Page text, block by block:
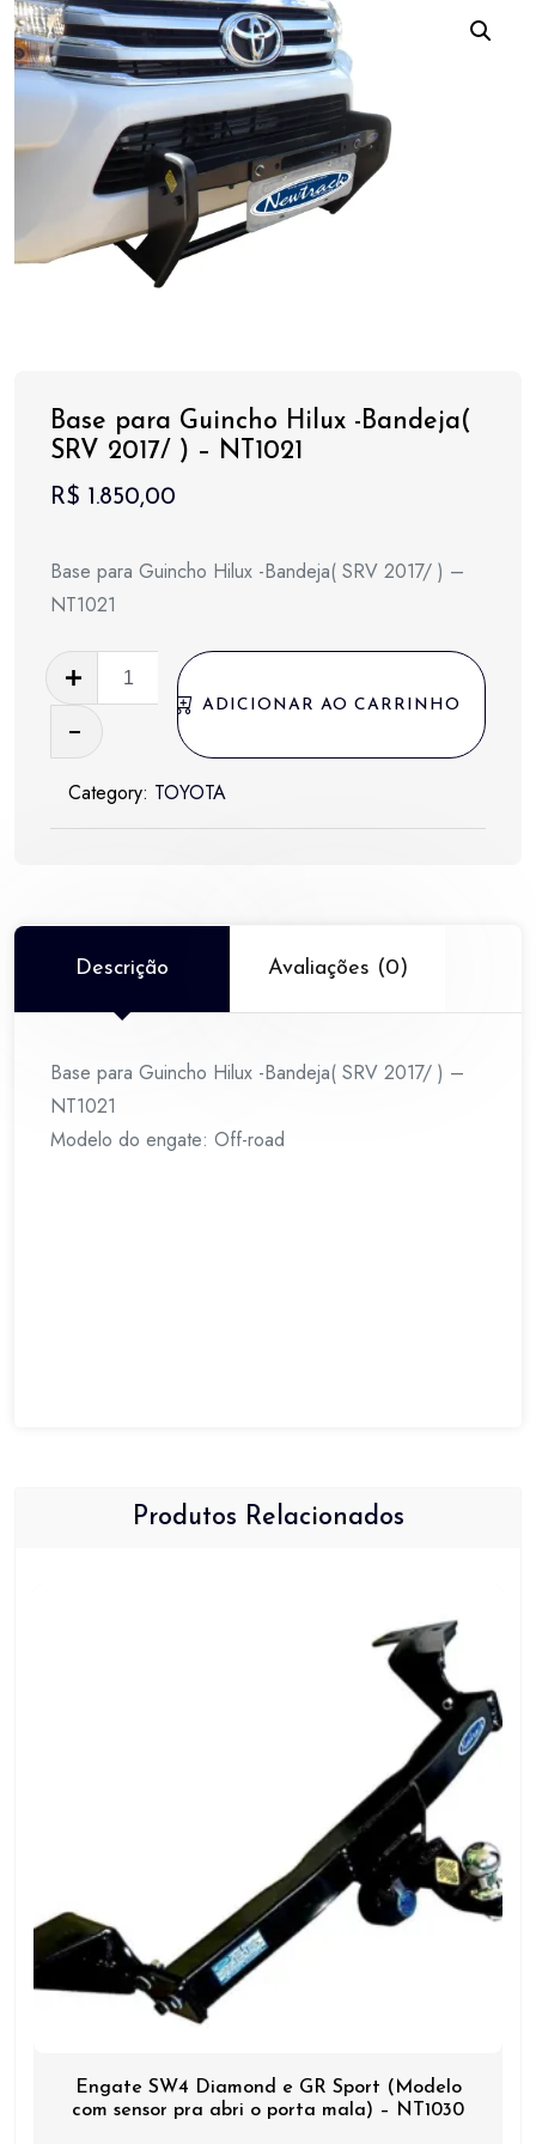
Base para Guincho Hilux -Bandeja(
SRV 2017/ ) – NT1021
R$ 1.850,00
Base para Guincho Hilux -Bandeja( SRV 2017/ ) –
NT1021
para
Guincho
-
Bandeja(
)
-
ADICIONAR AO CARRINHO
Category: TOYOTA
Descrição Avaliações (0)
Base para Guincho Hilux -Bandeja( SRV 2017/ ) –
NT1021
Modelo do engate: Off-road
Produtos Relacionados
Engate SW4 Diamond e GR Sport (Modelo
com sensor pra abri o porta mala) – NT1030